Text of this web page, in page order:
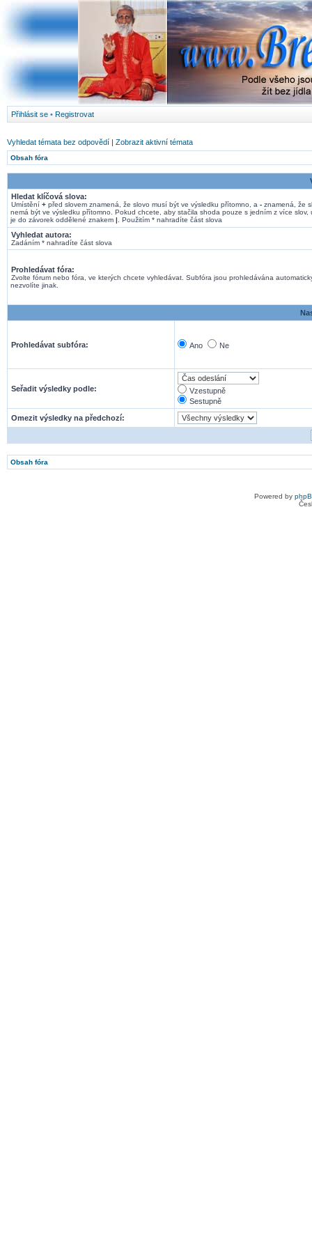
Přihlásit se • Registrovat
Vyhledat témata bez odpovědí | Zobrazit aktivní témata
Obsah fóra
Hledat klíčová slova:
Umístění + před slovem znamená, že slovo musí být ve výsledku přítomno, a - znamená, že
nemá být ve výsledku přítomno. Pokud chcete, aby stačila shoda pouze s jedním z více slov,
je do závorek oddělené znakem | . Použitím * nahradíte část slova
Vyhledat autora:
Zadáním * nahradíte část slova
Prohledávat fóra:
Zvolte fórum nebo fóra, ve kterých chcete vyhledávat. Subfóra jsou prohledávána
nezvolíte jinak.
Prohledávat subfóra: Ano Ne
Seřadit výsledky podle:
Vzestupně
Sestupně
Omezit výsledky na předchozí:
Obsah fóra
Powered by